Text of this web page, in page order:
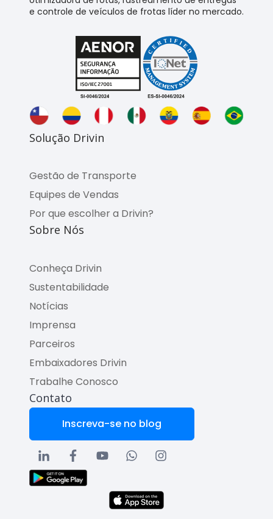
e controle de veículos de frotas líder no mercado.
Solução Drivin
Gestão de Transporte
Equipes de Vendas
Por que escolher a Drivin?
Sobre Nós
Conheça Drivin
Sustentabilidade
Notícias
Imprensa
Parceiros
Embaixadores Drivin
Trabalhe Conosco
Contato
Inscreva-se no blog